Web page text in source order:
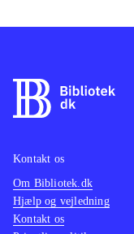
Kontakt os
Om Bibliotek.dk
Hjælp og vejledning
Kontakt os